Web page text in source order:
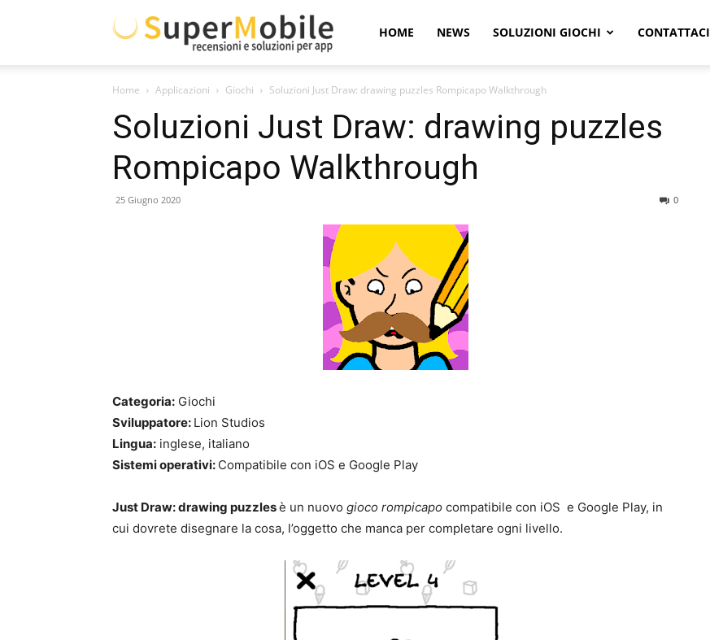
Super
Mobile
HOME NEWS SOLUZIONI GIOCHI CONTATTACI
Home Applicazioni Giochi Soluzioni Just Draw: drawing puzzles Rompicapo Walkthrough
Soluzioni Just Draw: drawing puzzles
Rompicapo Walkthrough
25 Giugno 2020 0
Categoria: Giochi
Sviluppatore: Lion Studios
Lingua: inglese, italiano
Sistemi operativi: Compatibile con iOS e Google Play
Just Draw: drawing puzzlesè un nuovo gioco rompicapo compatibile con iOS e Google Play, in
cui dovrete disegnare la cosa, l’oggetto che manca per completare ogni livello.